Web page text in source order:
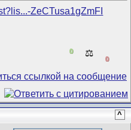
ZeCTusa1gZmFI
0 ⚖️
0
^